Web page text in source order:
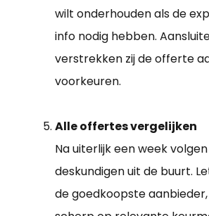
wilt onderhouden als de
info nodig hebben.
verstrekken zij de offerte
voorkeuren.
Alle offertes vergelijken
Na uiterlijk een week
deskundigen uit de buurt.
de goedkoopste